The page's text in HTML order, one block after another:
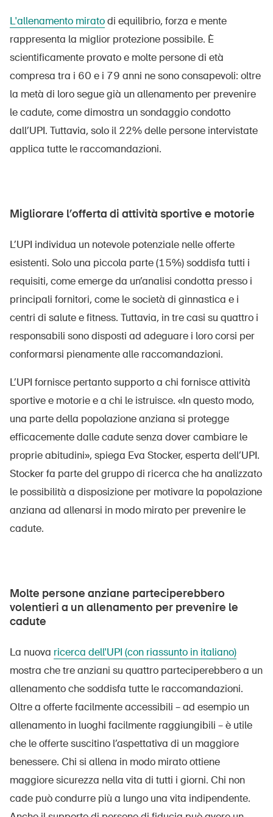
Approfondimenti giuridici
Contatto e consulenza
L'allenamento miratodi equilibrio, forza e mente
rappresenta la miglior protezione possibile. È
scientificamente provato e molte persone di età
compresa tra i 60 e i 79 anni ne sono consapevoli: oltre
la metà di loro segue già un allenamento per prevenire
le cadute, come dimostra un sondaggio condotto
dall’UPI. Tuttavia, solo il 22% delle persone intervistate
applica tutte le raccomandazioni.
Migliorare l’offerta di attività sportive e motorie
L’UPI individua un notevole potenziale nelle offerte
esistenti. Solo una piccola parte (15%) soddisfa tutti i
requisiti, come emerge da un’analisi condotta presso i
principali fornitori, come le società di ginnastica e i
centri di salute e fitness. Tuttavia, in tre casi su quattro i
responsabili sono disposti ad adeguare i loro corsi per
conformarsi pienamente alle raccomandazioni.
L’UPI fornisce pertanto supporto a chi fornisce attività
sportive e motorie e a chi le istruisce. «In questo modo,
una parte della popolazione anziana si protegge
efficacemente dalle cadute senza dover cambiare le
proprie abitudini», spiega Eva Stocker, esperta dell’UPI.
Stocker fa parte del gruppo di ricerca che ha analizzato
le possibilità a disposizione per motivare la popolazione
anziana ad allenarsi in modo mirato per prevenire le
cadute.
Molte persone anziane parteciperebbero
volentieri a un allenamento per prevenire le
cadute
La nuova ricerca dell'UPI (con riassunto in italiano)
mostra che tre anziani su quattro parteciperebbero a un
allenamento che soddisfa tutte le raccomandazioni.
Oltre a offerte facilmente accessibili – ad esempio un
allenamento in luoghi facilmente raggiungibili – è utile
che le offerte suscitino l’aspettativa di un maggiore
benessere. Chi si allena in modo mirato ottiene
maggiore sicurezza nella vita di tutti i giorni. Chi non
cade può condurre più a lungo una vita indipendente.